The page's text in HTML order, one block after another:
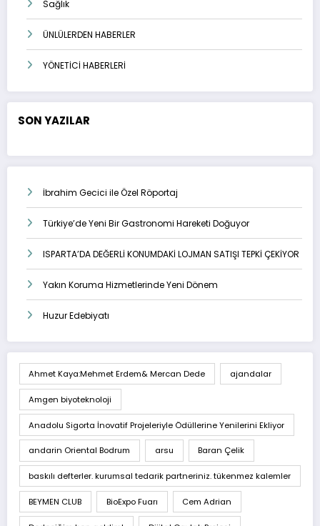
Sağlık
ÜNLÜLERDEN HABERLER
YÖNETİCİ HABERLERİ
SON YAZILAR
İbrahim Gecici ile Özel Röportaj
Türkiye’de Yeni Bir Gastronomi Hareketi Doğuyor
ISPARTA’DA DEĞERLİ KONUMDAKİ LOJMAN SATIŞI TEPKİ ÇEKİYOR
Yakın Koruma Hizmetlerinde Yeni Dönem
Huzur Edebiyatı
Ahmet Kaya:Mehmet Erdem& Mercan Dede ajandalar
Amgen biyoteknoloji
Anadolu Sigorta İnovatif Projeleriyle Ödüllerine Yenilerini Ekliyor
andarin Oriental Bodrum arsu Baran Çelik
baskılı defterler. kurumsal tedarik partneriniz. tükenmez kalemler
BEYMEN CLUB BioExpo Fuarı Cem Adrian